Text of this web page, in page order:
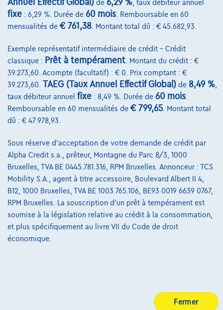
Annuel Effectif Global) de 6,29 % , taux débiteur annuel
fixe : 6,29 %. Durée de 60 mois . Remboursable en 60
mensualités de € 761,38 . Montant total dû : € 45.682,93.
Exemple représentatif intermédiaire de crédit – Crédit
classique : Prêt à tempérament . Montant du crédit : €
39.273,60. Acompte (facultatif) : € 0. Prix comptant : €
39.273,60. TAEG (Taux Annuel Effectif Global) de 8,49 %
taux débiteur annuel fixe : 8,49 %. Durée de 60 mois
Remboursable en 60 mensualités de € 799,65. Montant total
dû : € 47.978,93.
Sous réserve d'acceptation de votre demande de crédit par
Alpha Credit s.a., prêteur, Montagne du Parc 8/3, 1000
Bruxelles, TVA BE 0445.781.316, RPM Bruxelles. Annonceur : TCS
Mobility S.A., agent à titre accessoire, Boulevard Albert II 4,
B12, 1000 Bruxelles, TVA BE 1003.765.106, BE93 0019 6639 0767,
RPM Bruxelles. La souscription d'un prêt à tempérament est
soumise à la législation relative au crédit à la consommation,
et plus spécifiquement au livre VII du Code de droit
économique.
Fermer
Nos partenaires
Contact
@2024 TCS Mobility SA/NV Copyright
Conditions Générales
Conditions d'assistance
Protection Des Données
Politique Des Cookies
Charte de qualité
Login